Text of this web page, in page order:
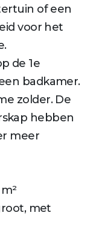
of een
voor het
de 1e
badkamer.
zolder. De
hebben
meer
met